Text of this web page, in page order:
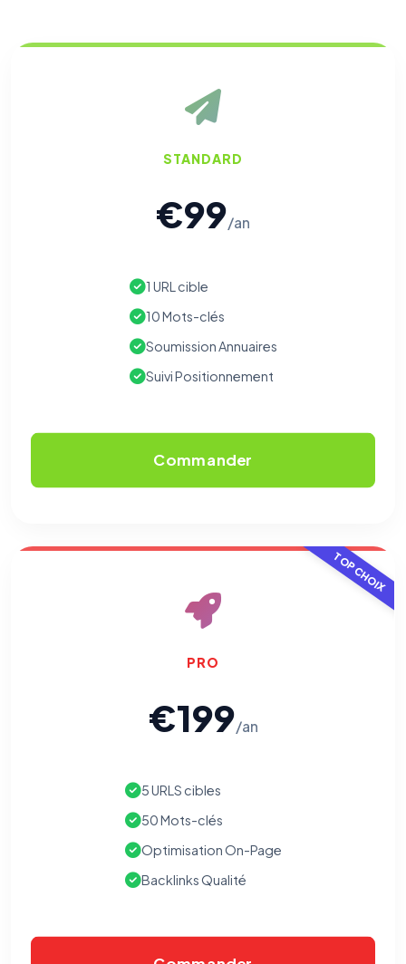
STANDARD
€99/an
1 URL cible
10 Mots-clés
Soumission Annuaires
Suivi Positionnement
Commander
TOP CHOIX
PRO
€199/an
5 URLS cibles
50 Mots-clés
Optimisation On-Page
Backlinks Qualité
⚙️